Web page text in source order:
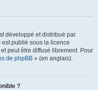
développé et distribué par
est publié sous la licence
peut être diffusé librement. Pour
de phpBB » (en anglais).
?